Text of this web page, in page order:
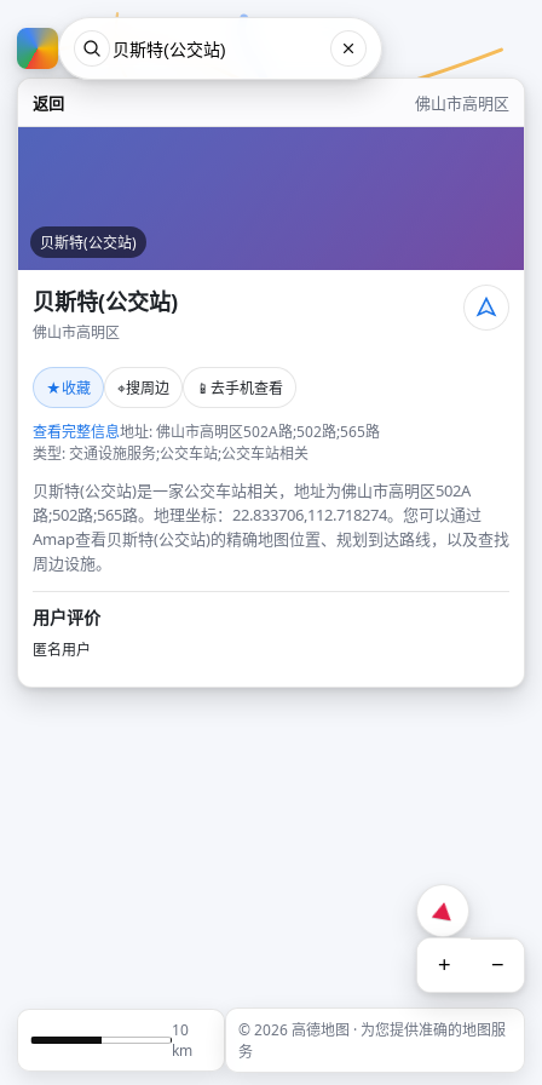
返回 佛山市高明区
贝斯特(公交站)
贝斯特(公交站)
佛山市高明区
★收藏 ⌖搜周边 📱 去手机查看
查看完整信息地址: 佛山市高明区502A路;502路;565路
类型: 交通设施服务;公交车站;公交车站相关
贝斯特(公交站)是一家公交车站相关，地址为佛山市高明区502A
路;502路;565路。地理坐标：22.833706,112.718274。您可以通过
Amap查看贝斯特(公交站)的精确地图位置、规划到达路线，以及查找
周边设施。
用户评价
匿名用户
+ −
10
km
© 2026 高德地图 · 为您提供准确的地图服
务